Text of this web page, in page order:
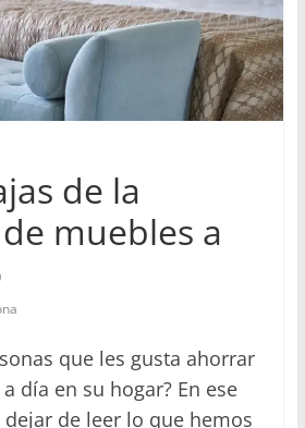
de la
muebles a
que les gusta ahorrar
día en su hogar? En ese
de leer lo que hemos